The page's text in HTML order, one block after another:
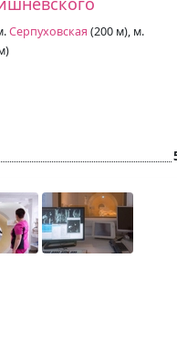
Серпуховская (200 м), м.